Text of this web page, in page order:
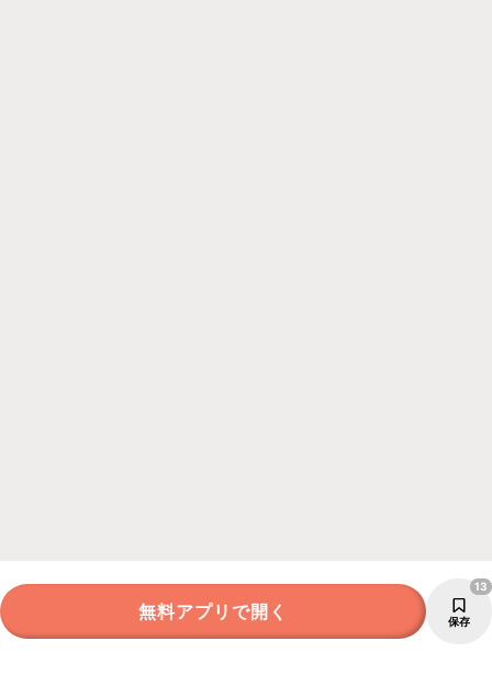
無料アプリで開く 保存
13